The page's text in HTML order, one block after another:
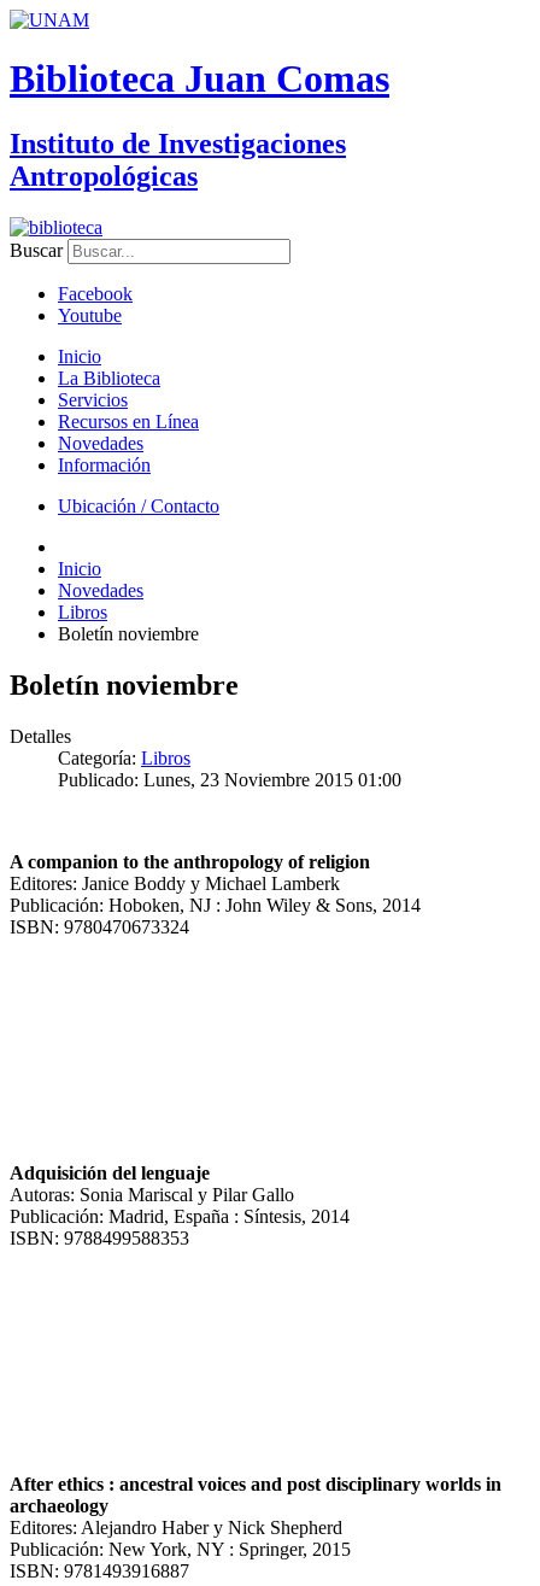
Biblioteca Juan Comas
Instituto de Investigaciones
Antropológicas
Buscar
Facebook
Youtube
Inicio
La Biblioteca
Servicios
Recursos en Línea
Novedades
Información
Ubicación / Contacto
Inicio
Novedades
Libros
Boletín noviembre
Boletín noviembre
Detalles
Categoría: Libros
Publicado: Lunes, 23 Noviembre 2015 01:00
A companion to the anthropology of religion
Editores: Janice Boddy y Michael Lamberk
Publicación: Hoboken, NJ : John Wiley & Sons, 2014
ISBN: 9780470673324
Adquisición del lenguaje
Autoras: Sonia Mariscal y Pilar Gallo
Publicación: Madrid, España : Síntesis, 2014
ISBN: 9788499588353
After ethics : ancestral voices and post disciplinary worlds in
archaeology
Editores: Alejandro Haber y Nick Shepherd
Publicación: New York, NY : Springer, 2015
ISBN: 9781493916887